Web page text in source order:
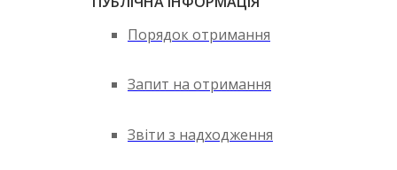
Порядок отримання
Запит на отримання
Звіти з надходження